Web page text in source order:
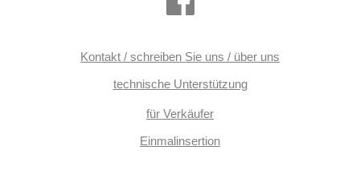
Kontakt / schreiben Sie uns / über uns
technische Unterstützung
für Verkäufer
Einmalinsertion